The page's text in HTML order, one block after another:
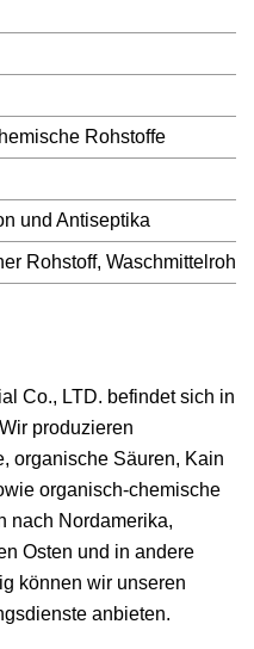
Rohstoffe
und Antiseptika
Rohstoff,
Co., LTD. befindet sich in
produzieren
organische Säuren, Kain
organisch-chemische
nach Nordamerika,
Osten und in andere
können wir unseren
anbieten.